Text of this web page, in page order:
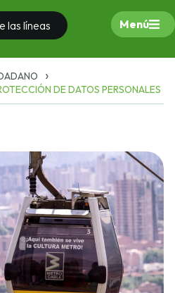
las líneas Menú
DE DATOS PERSONALES